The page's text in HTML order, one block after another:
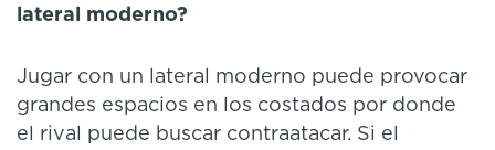
lateral moderno?
Jugar con un lateral moderno puede provocar
grandes espacios en los costados por donde
el rival puede buscar contraatacar. Si el